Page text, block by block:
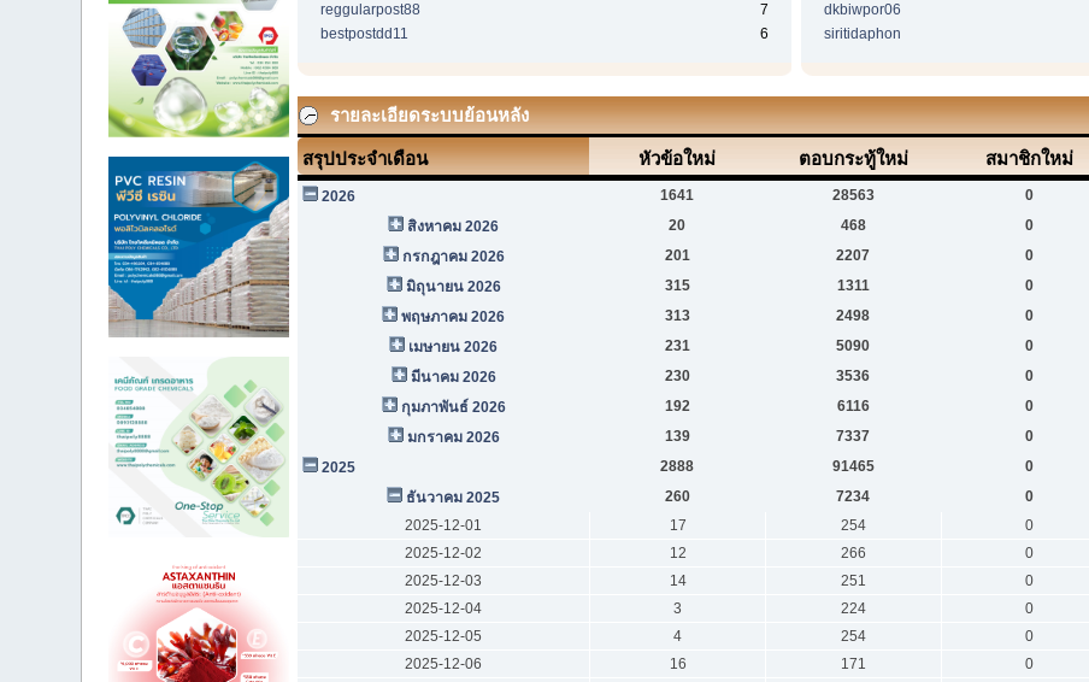
reggularpost88
7
bestpostdd11
6
dkbiwpor06
siritidaphon
รายละเอียดระบบย้อนหลัง
สรุปประจำเดือน หัวข้อใหม่ ตอบกระทู้ใหม่ สมาชิกใหม่
2026 1641 28563 0
สิงหาคม 2026
20 468 0
กรกฎาคม 2026
201 2207 0
มิถุนายน 2026
315 1311 0
พฤษภาคม 2026
313 2498 0
เมษายน 2026
231 5090 0
มีนาคม 2026
230 3536 0
กุมภาพันธ์ 2026
192 6116 0
มกราคม 2026
139 7337 0
2025
2888 91465 0
ธันวาคม 2025
260 7234 0
2025-12-01
17 254 0
2025-12-02
12 266 0
2025-12-03
14 251 0
2025-12-04
3 224 0
2025-12-05
4 254 0
2025-12-06
16 171 0